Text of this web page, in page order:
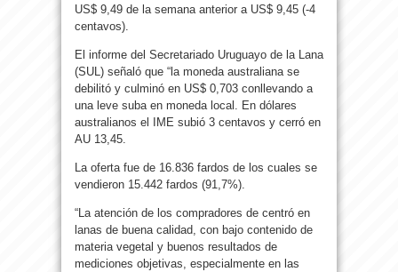
US$ 9,49 de la semana anterior a US$ 9,45 (-4
centavos).
El informe del Secretariado Uruguayo de la Lana
(SUL) señaló que “la moneda australiana se
debilitó y culminó en US$ 0,703 conllevando a
una leve suba en moneda local. En dólares
australianos el IME subió 3 centavos y cerró en
AU 13,45.
La oferta fue de 16.836 fardos de los cuales se
vendieron 15.442 fardos (91,7%).
“La atención de los compradores de centró en
lanas de buena calidad, con bajo contenido de
materia vegetal y buenos resultados de
mediciones objetivas, especialmente en las